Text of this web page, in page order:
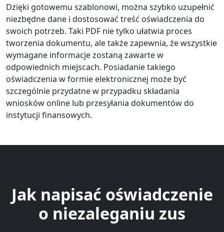
Dzięki gotowemu szablonowi, można szybko uzupełnić
niezbędne dane i dostosować treść oświadczenia do
swoich potrzeb. Taki PDF nie tylko ułatwia proces
tworzenia dokumentu, ale także zapewnia, że wszystkie
wymagane informacje zostaną zawarte w
odpowiednich miejscach. Posiadanie takiego
oświadczenia w formie elektronicznej może być
szczególnie przydatne w przypadku składania
wniosków online lub przesyłania dokumentów do
instytucji finansowych.
Jak napisać oświadczenie
o niezaleganiu zus